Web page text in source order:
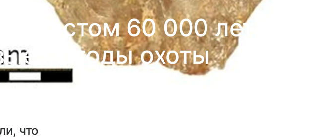
60 000 лет
методы охоты
что